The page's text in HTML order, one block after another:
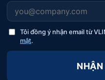
Tôi đồng ý nhận email từ
mật.
NHẬN